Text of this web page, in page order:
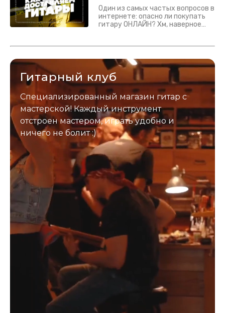
Один из самых частых вопросов в
интернете: опасно ли покупать
гитару ОНЛАЙН? Хм, наверное
застрахован. Случись что -
Гитарный клуб
Специализированный магазин гитар с
мастерской! Каждый инструмент
отстроен мастером, играть удобно и
ничего не болит :)